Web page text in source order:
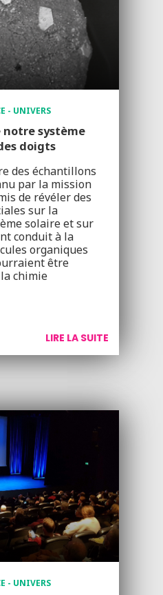
- UNIVERS
système
doigts
des échantillons
par la mission
de révéler des
sur la
solaire et sur
conduit à la
organiques
être
chimie
LIRE LA SUITE
- UNIVERS